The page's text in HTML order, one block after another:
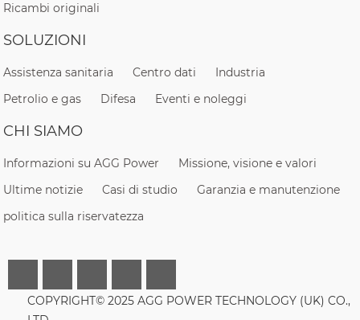
Ricambi originali
SOLUZIONI
Assistenza sanitaria Centro dati
Industria
Petrolio e gas
Difesa Eventi e noleggi
CHI SIAMO
Informazioni su AGG Power
Missione, visione e valori
Ultime notizie
Casi di studio
Garanzia e manutenzione
politica sulla riservatezza
COPYRIGHT© 2025 AGG POWER TECHNOLOGY (UK) CO.,